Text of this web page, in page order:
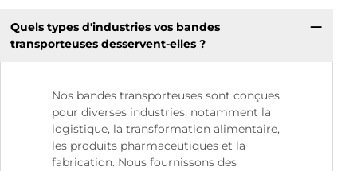
Quels types d'industries vos bandes
transporteuses desservent-elles ?
Nos bandes transporteuses sont conçues
pour diverses industries, notamment la
logistique, la transformation alimentaire,
les produits pharmaceutiques et la
fabrication. Nous fournissons des